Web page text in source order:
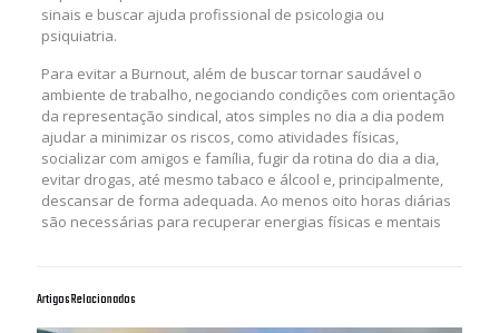
sinais e buscar ajuda profissional de psicologia ou
psiquiatria.
Para evitar a Burnout, além de buscar tornar saudável o
ambiente de trabalho, negociando condições com orientação
da representação sindical, atos simples no dia a dia podem
ajudar a minimizar os riscos, como atividades físicas,
socializar com amigos e família, fugir da rotina do dia a dia,
evitar drogas, até mesmo tabaco e álcool e, principalmente,
descansar de forma adequada. Ao menos oito horas diárias
são necessárias para recuperar energias físicas e mentais
Artigos Relacionados